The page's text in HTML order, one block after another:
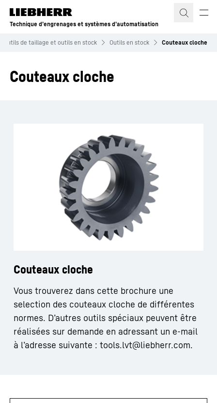
Technique d’engrenages et systèmes d’automatisation
Outils de taillage et outils en stock Outils en stock Couteaux cloche
Couteaux cloche
Couteaux cloche
Vous trouverez dans cette brochure une
selection des couteaux cloche de différentes
normes. D’autres outils spéciaux peuvent être
réalisées sur demande en adressant un e-mail
à l’adresse suivante : tools.lvt@liebherr.com.
Ignorer les filtres